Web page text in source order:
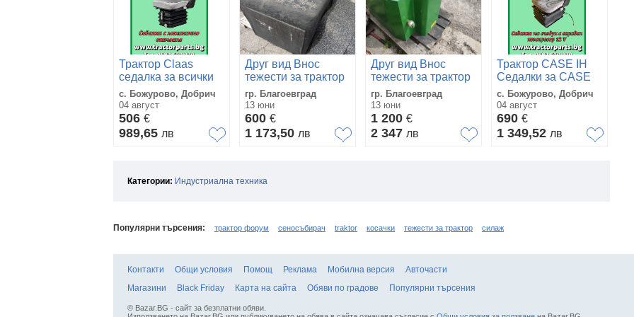
Трактор Claas
седалка за всички
модели трактори
с. Божурово, Добрич
04 август
506 €
989,65 лв
Друг вид Внос
тежести за трактор
гр. Благоевград
13 юни
600 €
1 173,50 лв
Друг вид Внос
тежести за трактор
гр. Благоевград
13 юни
1 200 €
2 347 лв
Трактор CASE IH
Седалки за CASE
с. Божурово, Добрич
04 август
690 €
1 349,52 лв
Категории: Индустриална техника
Популярни търсения: трактор форум сеносъбирач traktor косачки тежести за трактор силаж
Контакти Общи условия Помощ Реклама Мобилна версия
Авточасти
Магазини
Black Friday Карта на сайта Обяви по градове Популярни търсения
© Bazar.BG - сайт за безплатни обяви.